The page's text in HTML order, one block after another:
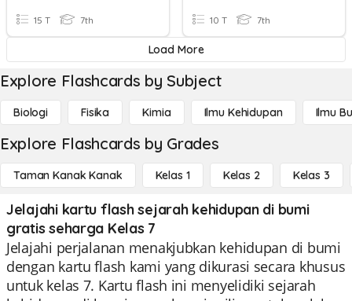
15 T 7th 10 T 7th
Load More
Explore Flashcards by Subject
Biologi Fisika Kimia Ilmu Kehidupan Ilmu
Explore Flashcards by Grades
Taman Kanak Kanak Kelas 1 Kelas 2 Kelas 3
Jelajahi kartu flash sejarah kehidupan di bumi
gratis seharga Kelas 7
Jelajahi perjalanan menakjubkan kehidupan di bumi
dengan kartu flash kami yang dikurasi secara khusus
untuk kelas 7. Kartu flash ini menyelidiki sejarah